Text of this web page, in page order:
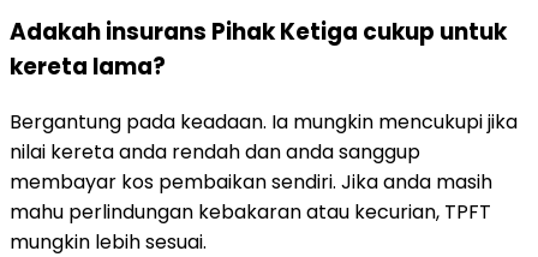
Adakah insurans Pihak Ketiga cukup untuk
kereta lama?
Bergantung pada keadaan. Ia mungkin mencukupi jika
nilai kereta anda rendah dan anda sanggup
membayar kos pembaikan sendiri. Jika anda masih
mahu perlindungan kebakaran atau kecurian, TPFT
mungkin lebih sesuai.